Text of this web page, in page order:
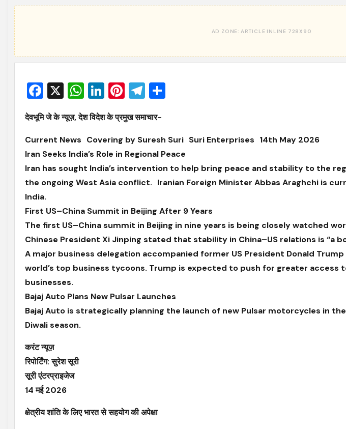
Facebook
X WhatsApp
LinkedIn
Pinterest
Telegram
देवभूमि जे के न्यूज़, देश विदेश के प्रमुख समाचार-
Current News Covering by Suresh Suri Suri Enterprises 14th May 2026
Iran Seeks India’s Role in Regional Peace
Iran has sought India’s intervention to help bring peace and stability to the
the ongoing West Asia conflict. Iranian Foreign Minister Abbas Araghchi is
India.
First US–China Summit in Beijing After 9 Years
The first US–China summit in Beijing in nine years is being closely watched
Chinese President Xi Jinping stated that stability in China–US relations is “a
A major business delegation accompanied former US President Donald
world’s top business tycoons. Trump is expected to push for greater access
businesses.
Bajaj Auto Plans New Pulsar Launches
Bajaj Auto is strategically planning the launch of new Pulsar motorcycles in
Diwali season.
करंट न्यूज़
रिपोर्टिंग: सुरेश सूरी
सूरी एंटरप्राइजेज
14 मई 2026
क्षेत्रीय शांति के लिए भारत से सहयोग की अपेक्षा